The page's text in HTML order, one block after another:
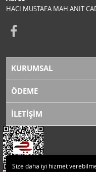
HACI MUSTAFA MAH.ANIT
KURUMSAL
ÖDEME
İLETİŞİM
Size daha iyi hizmet